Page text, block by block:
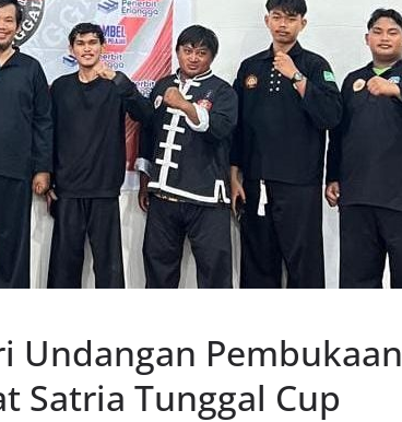
Undangan Pembukaan
Satria Tunggal Cup